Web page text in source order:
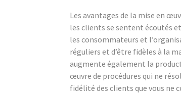
Les avantages de la mise en
les clients se sentent écoutés
les consommateurs et
réguliers et d’être fidèles à la
augmente également la
œuvre de procédures qui ne
fidélité des clients que vous ne